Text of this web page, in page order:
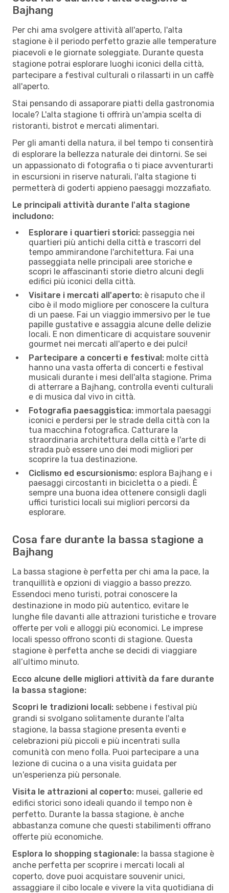
Bajhang
Per chi ama svolgere attività all'aperto, l'alta
stagione è il periodo perfetto grazie alle temperature
piacevoli e le giornate soleggiate. Durante questa
stagione potrai esplorare luoghi iconici della città,
partecipare a festival culturali o rilassarti in un caffè
all'aperto.
Stai pensando di assaporare piatti della gastronomia
locale? L'alta stagione ti offrirà un'ampia scelta di
ristoranti, bistrot e mercati alimentari.
Per gli amanti della natura, il bel tempo ti consentirà
di esplorare la bellezza naturale dei dintorni. Se sei
un appassionato di fotografia o ti piace avventurarti
in escursioni in riserve naturali, l'alta stagione ti
permetterà di goderti appieno paesaggi mozzafiato.
Le principali attività durante l'alta stagione
includono:
Esplorare i quartieri storici: passeggia nei
quartieri più antichi della città e trascorri del
tempo ammirandone l'architettura. Fai una
passeggiata nelle principali aree storiche e
scopri le affascinanti storie dietro alcuni degli
edifici più iconici della città.
Visitare i mercati all'aperto: è risaputo che il
cibo è il modo migliore per conoscere la cultura
di un paese. Fai un viaggio immersivo per le tue
papille gustative e assaggia alcune delle delizie
locali. E non dimenticare di acquistare souvenir
gourmet nei mercati all'aperto e dei pulci!
Partecipare a concerti e festival: molte città
hanno una vasta offerta di concerti e festival
musicali durante i mesi dell'alta stagione. Prima
di atterrare a Bajhang, controlla eventi culturali
e di musica dal vivo in città.
Fotografia paesaggistica: immortala paesaggi
iconici e perdersi per le strade della città con la
tua macchina fotografica. Catturare la
straordinaria architettura della città e l'arte di
strada può essere uno dei modi migliori per
scoprire la tua destinazione.
Ciclismo ed escursionismo: esplora Bajhang e i
paesaggi circostanti in bicicletta o a piedi. È
sempre una buona idea ottenere consigli dagli
uffici turistici locali sui migliori percorsi da
esplorare.
Cosa fare durante la bassa stagione a
Bajhang
La bassa stagione è perfetta per chi ama la pace, la
tranquillità e opzioni di viaggio a basso prezzo.
Essendoci meno turisti, potrai conoscere la
destinazione in modo più autentico, evitare le
lunghe file davanti alle attrazioni turistiche e trovare
offerte per voli e alloggi più economici. Le imprese
locali spesso offrono sconti di stagione. Questa
stagione è perfetta anche se decidi di viaggiare
all’ultimo minuto.
Ecco alcune delle migliori attività da fare durante
la bassa stagione:
Scopri le tradizioni locali: sebbene i festival più
grandi si svolgano solitamente durante l'alta
stagione, la bassa stagione presenta eventi e
celebrazioni più piccoli e più incentrati sulla
comunità con meno folla. Puoi partecipare a una
lezione di cucina o a una visita guidata per
un'esperienza più personale.
Visita le attrazioni al coperto: musei, gallerie ed
edifici storici sono ideali quando il tempo non è
perfetto. Durante la bassa stagione, è anche
abbastanza comune che questi stabilimenti offrano
offerte più economiche.
Esplora lo shopping stagionale: la bassa stagione è
anche perfetta per scoprire i mercati locali al
coperto, dove puoi acquistare souvenir unici,
assaggiare il cibo locale e vivere la vita quotidiana di